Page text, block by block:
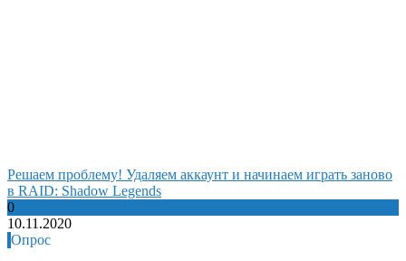
Решаем проблему! Удаляем аккаунт и начинаем играть заново
в RAID: Shadow Legends
0
10.11.2020
Опрос